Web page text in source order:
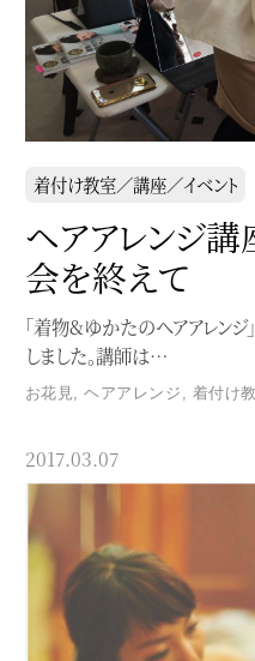
着付け教室／講座／イベント
ヘアアレンジ
会を終えて
「着物&ゆかたのヘアアレン
しました。講師は…
お花見 ,ヘアアレンジ 着付け
2017.03.07